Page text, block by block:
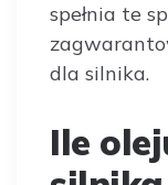
spełnia te
dla silnika.
Ile